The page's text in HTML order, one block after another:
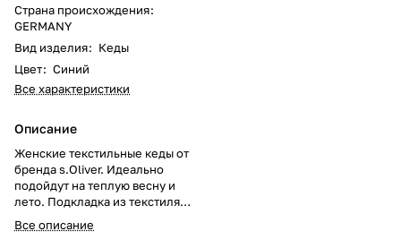
Страна происхождения:
GERMANY
Вид изделия: Кеды
Цвет: Синий
Все характеристики
Описание
Женские текстильные кеды от
бренда s.Oliver. Идеально
подойдут на теплую весну и
лето. Подкладка из текстиля
устойчива к износу и хорошо
вентилируются. Мягкая
Все описание